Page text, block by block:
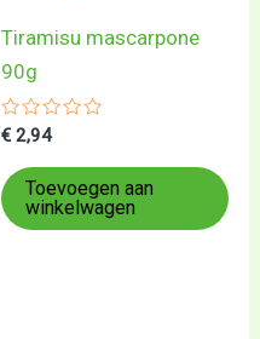
Tiramisu mascarpone
90g
Gewaardeerd
uit
5
€ 2,94
Toevoegen aan
winkelwagen